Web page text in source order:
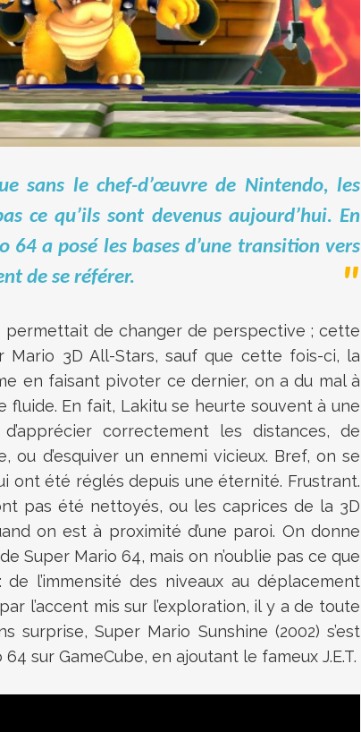
sans le chef-d’œuvre de Nintendo, les
ce qu’ils sont devenus aujourd’hui. En
64 a posé les bases d’une transition vers
de se référer.
permettait de changer de perspective ; cette
3D All-Stars, sauf que cette fois-ci, la
en faisant pivoter ce dernier, on a du mal à
En fait, Lakitu se heurte souvent à une
correctement les distances, de
d’esquiver un ennemi vicieux. Bref, on se
ont été réglés depuis une éternité. Frustrant.
pas été nettoyés, ou les caprices de la 3D
on est à proximité d’une paroi. On donne
Super Mario 64, mais on n’oublie pas ce que
l’immensité des niveaux au déplacement
l’accent mis sur l’exploration, il y a de toute
Super Mario Sunshine (2002) s’est
sur GameCube, en ajoutant le fameux J.E.T.